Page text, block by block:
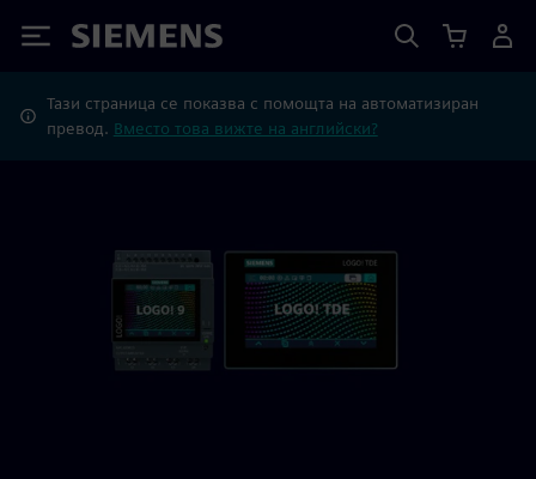
Siemens
Тази страница се показва с помощта на автоматизиран
превод. Вместо това вижте на английски?